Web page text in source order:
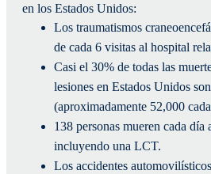
en los Estados Unidos:
Los traumatismos
de cada 6 visitas al hospital
Casi el 30% de todas las
lesiones en Estados Unidos
(aproximadamente 52,000
138 personas mueren cada día
incluyendo una LCT.
Los accidentes